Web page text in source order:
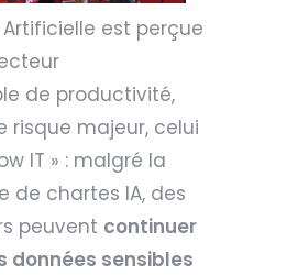
Artificielle est perçue
de productivité,
risque majeur, celui
IT » : malgré la
de chartes IA, des
peuvent continuer
données sensibles